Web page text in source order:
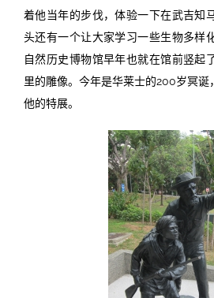
着他当年的步伐，体验一下在武吉知
头还有一个让大家学习一些生物多样
自然历史博物馆早年也就在馆前竖起
里的雕像。今年是华莱士的200岁冥
他的特展。